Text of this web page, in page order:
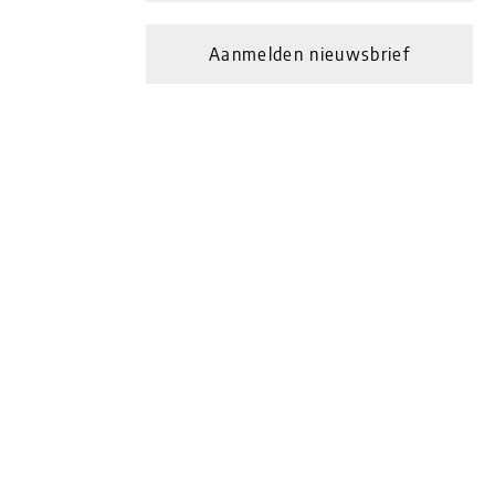
Aanmelden nieuwsbrief